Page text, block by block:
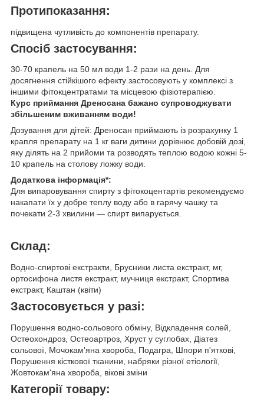
Протипоказання:
підвищена чутливість до компонентів препарату.
Спосіб застосування:
30-70 крапель на 50 мл води 1-2 рази на день. Для
досягнення стійкішого ефекту застосовують у комплексі з
іншими фітокцентратами та місцевою фізіотерапією.
Курс приймання Дреносана бажано супроводжувати
збільшеним вживанням води!
Дозування для дітей: Дреносан приймають із розрахунку 1
крапля препарату на 1 кг ваги дитини дорівнює добовій дозі,
яку ділять на 2 прийоми та розводять теплою водою кожні 5-
10 крапель на столову ложку води.
Додаткова інформація*:
Для випаровування спирту з фітокоцентартів рекомендуємо
накапати їх у добре теплу воду або в гарячу чашку та
почекати 2-3 хвилини — спирт випарується.
Склад:
Водно-спиртові екстракти, Брусники листа екстракт, мг,
ортосифона листя екстракт, мучниця екстракт, Спортива
екстракт, Каштан (квіти)
Застосовується у разі:
Порушення водно-сольового обміну, Відкладення солей,
Остеохондроз, Остеоартроз, Хруст у суглобах, Діатез
сольової, Мочокам'яна хвороба, Подагра, Шпори п'яткові,
Порушення кісткової тканини, набряки різної етіології,
Жовтокам'яна хвороба, вікові зміни
Категорії товару: